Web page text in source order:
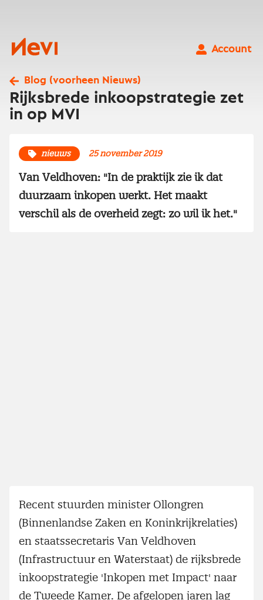
Nevi
Account
Blog (voorheen Nieuws)
Rijksbrede inkoopstrategie zet
in op MVI
nieuws 25 november 2019
Van Veldhoven: "In de praktijk zie ik dat
duurzaam inkopen werkt. Het maakt
verschil als de overheid zegt: zo wil ik het."
Recent stuurden minister Ollongren
(Binnenlandse Zaken en Koninkrijkrelaties)
en staatssecretaris Van Veldhoven
(Infrastructuur en Waterstaat) de rijksbrede
inkoopstrategie 'Inkopen met Impact' naar
de Tweede Kamer. De afgelopen jaren lag